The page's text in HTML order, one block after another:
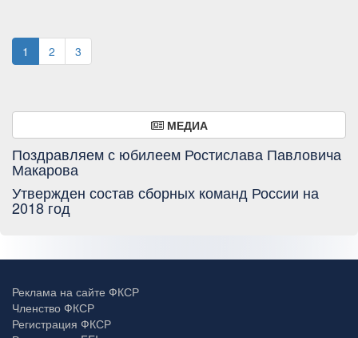
1 2 3
МЕДИА
Поздравляем с юбилеем Ростислава Павловича
Макарова
Утвержден состав сборных команд России на
2018 год
Реклама на сайте ФКСР
Членство ФКСР
Регистрация ФКСР